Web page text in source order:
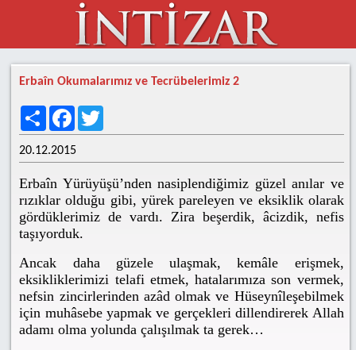
Erbaîn Okumalarımız ve Tecrübelerimiz 2
Share Facebook
20.12.2015
Erbaîn Yürüyüşü’nden nasiplendiğimiz güzel anılar ve
rızıklar olduğu gibi, yürek pareleyen ve eksiklik olarak
gördüklerimiz de vardı. Zira beşerdik, âcizdik, nefis
taşıyorduk.
Ancak daha güzele ulaşmak, kemâle erişmek,
eksikliklerimizi telafi etmek, hatalarımıza son vermek,
nefsin zincirlerinden azâd olmak ve Hüseynîleşebilmek
için muhâsebe yapmak ve gerçekleri dillendirerek Allah
adamı olma yolunda çalışılmak ta gerek…